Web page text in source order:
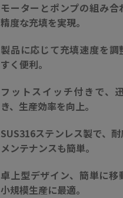
モーターとポンプの組み合
精度な充填を実現。
製品に応じて充填速度を調
すく便利。
フットスイッチ付きで、
き、生産効率を向上。
SUS316ステンレス製で、耐
メンテナンスも簡単。
卓上型デザイン、簡単に移
小規模生産に最適。